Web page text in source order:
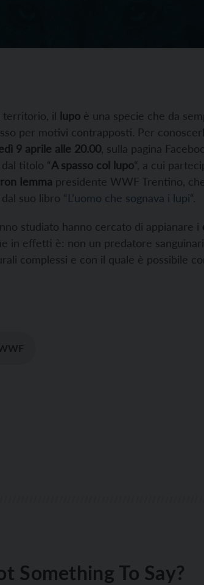
territorio, il lupo è una specie che da
per motivi contrapposti. Per
9 aprile alle 20.00 , sulla pagina
dal titolo “A spasso col lupo“, a cui
Iemma presidente WWF Trentino,
suo libro “L’uomo che sognava i lupi“.
studiato hanno cercato di appianare i
in effetti è: non un predatore
complessi e con il quale è possibile
Something To Say?